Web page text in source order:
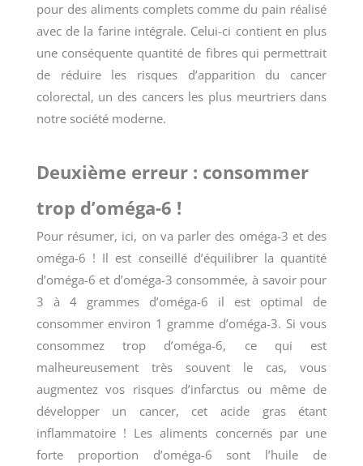
pour des aliments complets comme du pain réalisé
avec de la farine intégrale. Celui-ci contient en plus
une conséquente quantité de fibres qui permettrait
de réduire les risques d’apparition du cancer
colorectal, un des cancers les plus meurtriers dans
notre société moderne.
Deuxième erreur : consommer
trop d’oméga-6 !
Pour résumer, ici, on va parler des oméga-3 et des
oméga-6 ! Il est conseillé d’équilibrer la quantité
d’oméga-6 et d’oméga-3 consommée, à savoir pour
3 à 4 grammes d’oméga-6 il est optimal de
consommer environ 1 gramme d’oméga-3. Si vous
consommez trop d’oméga-6, ce qui est
malheureusement très souvent le cas, vous
augmentez vos risques d’infarctus ou même de
développer un cancer, cet acide gras étant
inflammatoire ! Les aliments concernés par une
forte proportion d’oméga-6 sont l’huile de